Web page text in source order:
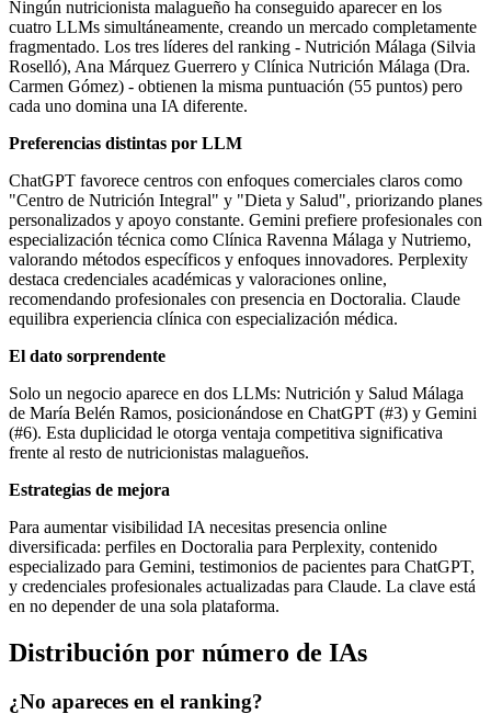
Ningún nutricionista malagueño ha conseguido aparecer en los
cuatro LLMs simultáneamente, creando un mercado completamente
fragmentado. Los tres líderes del ranking - Nutrición Málaga (Silvia
Roselló), Ana Márquez Guerrero y Clínica Nutrición Málaga (Dra.
Carmen Gómez) - obtienen la misma puntuación (55 puntos) pero
cada uno domina una IA diferente.
Preferencias distintas por LLM
ChatGPT favorece centros con enfoques comerciales claros como
"Centro de Nutrición Integral" y "Dieta y Salud", priorizando planes
personalizados y apoyo constante. Gemini prefiere profesionales con
especialización técnica como Clínica Ravenna Málaga y Nutriemo,
valorando métodos específicos y enfoques innovadores. Perplexity
destaca credenciales académicas y valoraciones online,
recomendando profesionales con presencia en Doctoralia. Claude
equilibra experiencia clínica con especialización médica.
El dato sorprendente
Solo un negocio aparece en dos LLMs: Nutrición y Salud Málaga
de María Belén Ramos, posicionándose en ChatGPT (#3) y Gemini
(#6). Esta duplicidad le otorga ventaja competitiva significativa
frente al resto de nutricionistas malagueños.
Estrategias de mejora
Para aumentar visibilidad IA necesitas presencia online
diversificada: perfiles en Doctoralia para Perplexity, contenido
especializado para Gemini, testimonios de pacientes para ChatGPT,
y credenciales profesionales actualizadas para Claude. La clave está
en no depender de una sola plataforma.
Distribución por número de IAs
¿No apareces en el ranking?